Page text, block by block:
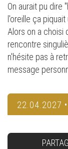
On aurait pu dire
l'oreille ça piquait
Alors on a choisi
rencontre
n'hésite pas à
message
22.04.2027